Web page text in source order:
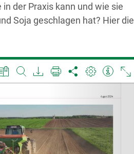
to main content
der Praxis kann und wie sie
Soja geschlagen hat? Hier die